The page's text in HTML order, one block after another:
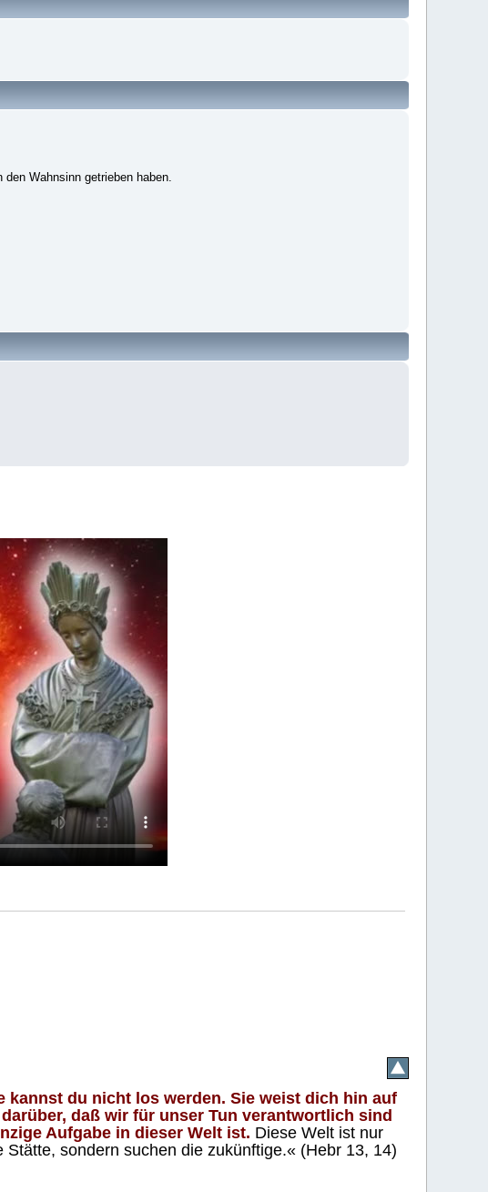
Wahnsinn getrieben haben.
kannst du nicht los werden. Sie weist dich hin auf
daß wir für unser Tun verantwortlich sind
Aufgabe in dieser Welt ist. Diese Welt ist nur
sondern suchen die zukünftige.« (Hebr 13, 14)